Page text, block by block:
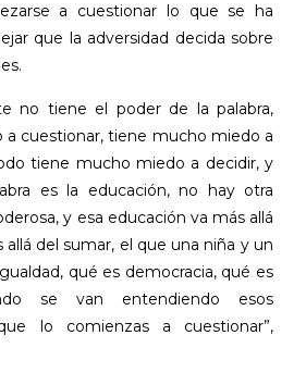
a cuestionar lo que se ha
que la adversidad decida sobre
no tiene el poder de la palabra,
cuestionar, tiene mucho miedo a
tiene mucho miedo a decidir, y
es la educación, no hay otra
y esa educación va más allá
allá del sumar, el que una niña y un
qué es democracia, qué es
se van entendiendo esos
lo comienzas a cuestionar”,